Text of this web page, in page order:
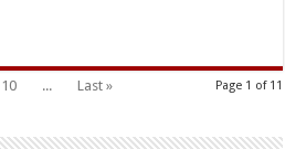
Page 1 of 11
10 ... Last »